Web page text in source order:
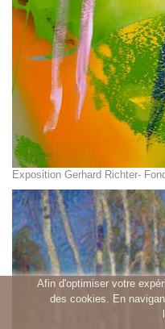
Afin d'optimiser votre
des cookies. En
Exposition Gerhard Richter-